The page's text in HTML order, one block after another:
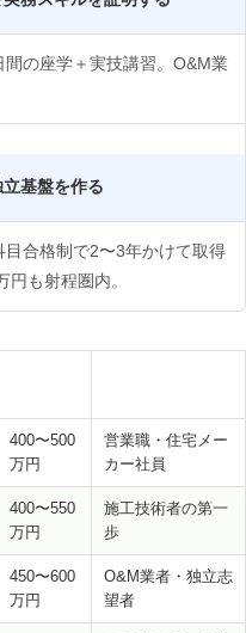
の座学＋実技講習。O&M業
基盤を作る
合格制で2〜3年かけて取得
も射程圏内。
400〜500
万円
営業職・住宅メー
カー社員
400〜550
万円
施工技術者の第一
歩
450〜600
万円
O&M業者・独立志
望者